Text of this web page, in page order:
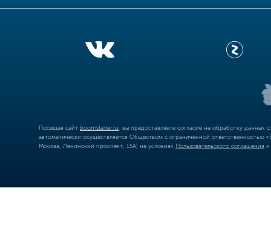
Посещая сайт boomstarter.ru , вы предоставляете согласие на обработку
автоматически осуществляется Обществом с ограниченной
Москва, Ленинский проспект, 15А) на условиях Пользовательского соглашения и